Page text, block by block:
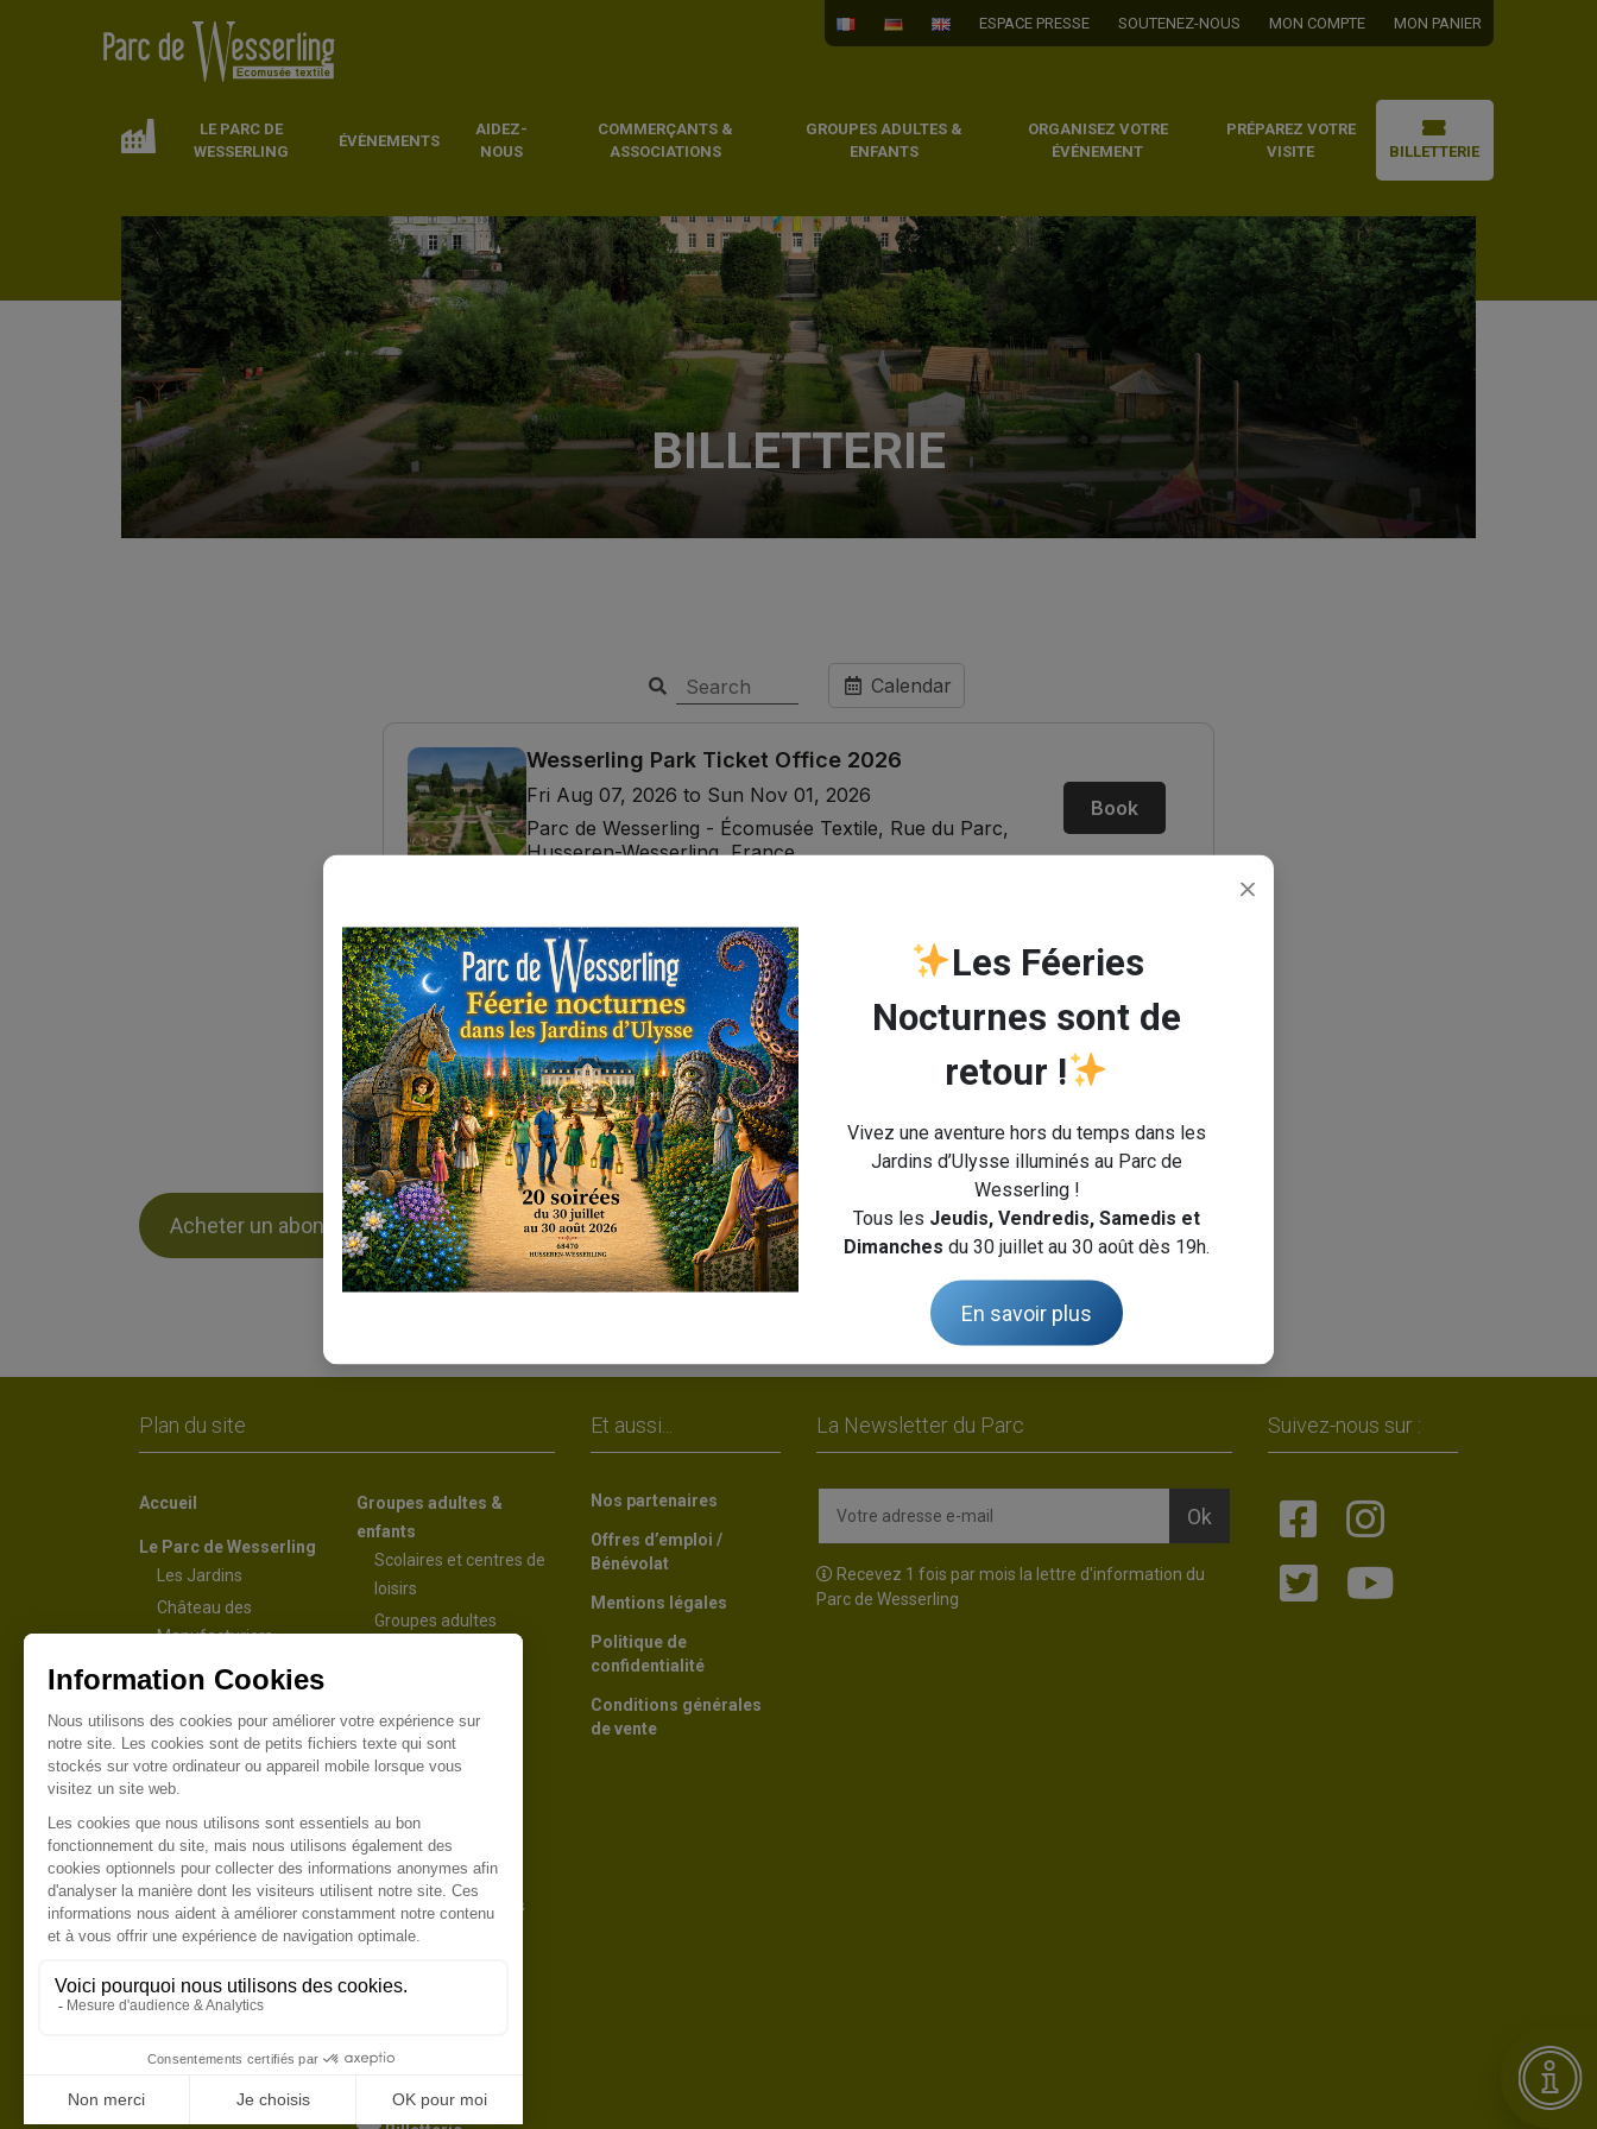
ESPACE PRESSE SOUTENEZ-NOUS MON COMPTE MON PANIER
LE PARC DE
WESSERLING
ÉVÈNEMENTS
AIDEZ-
NOUS
COMMERÇANTS &
ASSOCIATIONS
GROUPES ADULTES &
ENFANTS
ORGANISEZ VOTRE
ÉVÉNEMENT
PRÉPAREZ VOTRE
VISITE
BILLETTERIE
BILLETTERIE
Acheter un abonnement
Plan du site
Accueil
Le Parc de Wesserling
Les Jardins
Château des
Manufacturiers
Patrimoine industriel
Écomuséal Vivant
Évènements
L’agenda
Nos actualités
Aidez-nous
Associations
Associations
Groupes adultes &
enfants
Scolaires et centres de
loisirs
Groupes adultes
événement
Séminaires
Evénements privés
Préparez votre visite
Horaires et périodes
d’ouverture
Accès
Contact
Et aussi...
Nos partenaires
Offres d’emploi /
Bénévolat
Mentions légales
Politique de
confidentialité
Conditions générales
de vente
La Newsletter du Parc
Recevez 1 fois par mois la lettre d'information du
Parc de Wesserling
Suivez-nous sur :
Les Féeries
Nocturnes sont de
retour !
Vivez une aventure hors du temps dans les
Jardins d’Ulysse illuminés au Parc de
Wesserling !
Tous les Jeudis, Vendredis, Samedis et
Dimanches du 30 juillet au 30 août dès 19h.
En savoir plus